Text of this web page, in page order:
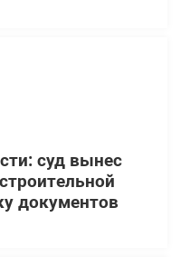
суд вынес
документов